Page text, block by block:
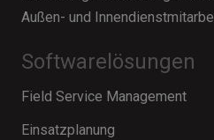
Außen- und
Softwarelösungen
Field Service Management
Einsatzplanung